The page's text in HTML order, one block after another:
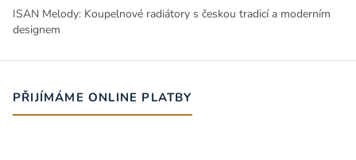
ISAN Melody: Koupelnové radiátory s českou tradicí a moderním
designem
PŘIJÍMÁME ONLINE PLATBY